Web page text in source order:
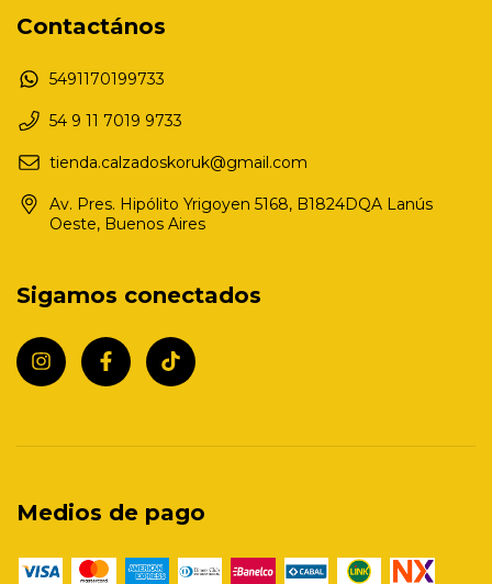
Contactános
5491170199733
54 9 11 7019 9733
tienda.calzadoskoruk@gmail.com
Av. Pres. Hipólito Yrigoyen 5168, B1824DQA Lanús
Oeste, Buenos Aires
Sigamos conectados
Medios de pago